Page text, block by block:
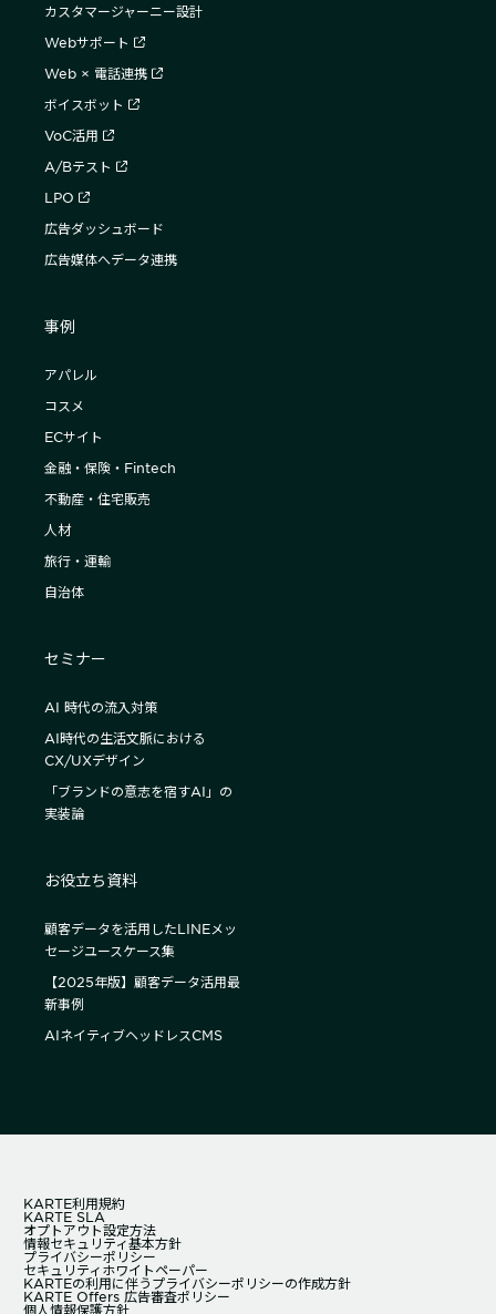
カスタマージャーニー設計
Webサポート
Web × 電話連携
ボイスボット
VoC活用
A/Bテスト
LPO
広告ダッシュボード
広告媒体へデータ連携
事例
アパレル
コスメ
ECサイト
金融・保険・Fintech
不動産・住宅販売
人材
旅行・運輸
自治体
セミナー
AI 時代の流入対策
AI時代の生活文脈における
CX/UXデザイン
「ブランドの意志を宿すAI」の
実装論
お役立ち資料
顧客データを活用したLINEメッ
セージユースケース集
【2025年版】顧客データ活用最
新事例
AIネイティブヘッドレスCMS
KARTE利用規約
KARTE SLA
オプトアウト設定方法
情報セキュリティ基本方針
プライバシーポリシー
セキュリティホワイトペーパー
KARTEの利用に伴うプライバシーポリシーの作成方針
KARTE Offers 広告審査ポリシー
個人情報保護方針